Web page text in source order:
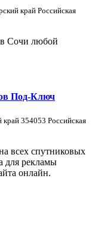
край Российская
Сочи любой
Под-Ключ
354053 Российская
всех спутниковых
для рекламы
онлайн.